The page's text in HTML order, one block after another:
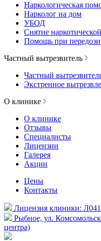
Наркологическая
Нарколог на дом
УБОД
Снятие
Помощь при
Частный вытрезвитель
Частный
Экстренное
О клинике
О клинике
Отзывы
Специалисты
Лицензии
Галерея
Акции
Цены
Контакты
Лицензия клиники:
Рыбное, ул.
центра)